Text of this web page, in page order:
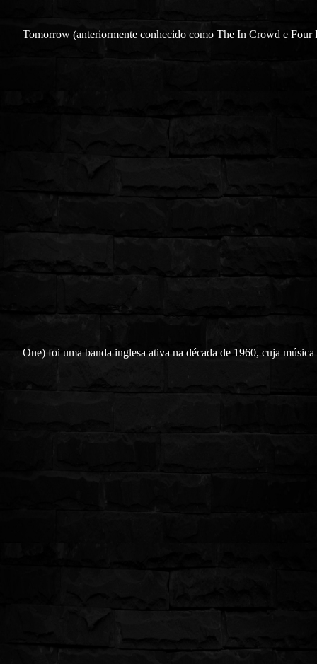
Tomorrow (anteriormente conhecido como The In Crowd e Four
One) foi uma banda inglesa ativa na década de 1960, cuja música